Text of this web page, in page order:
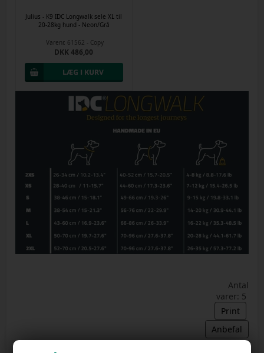
Julius - K9 IDC Longwalk sele XL til
20-28kg hund - Neon/Grå
Varenr. 61562 - Copy
DKK 486,00
Antal
varer: 5
Print
Anbefal